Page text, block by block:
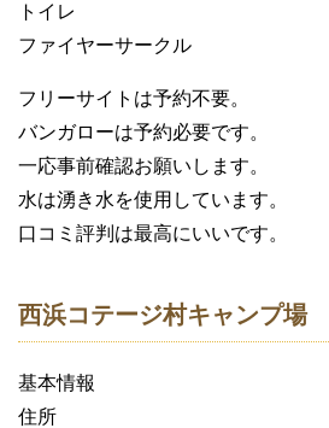
トイレ
ファイヤーサークル
フリーサイトは予約不要。
バンガローは予約必要です。
一応事前確認お願いします。
水は湧き水を使用しています。
口コミ評判は最高にいいです。
西浜コテージ村キャンプ場
基本情報
住所